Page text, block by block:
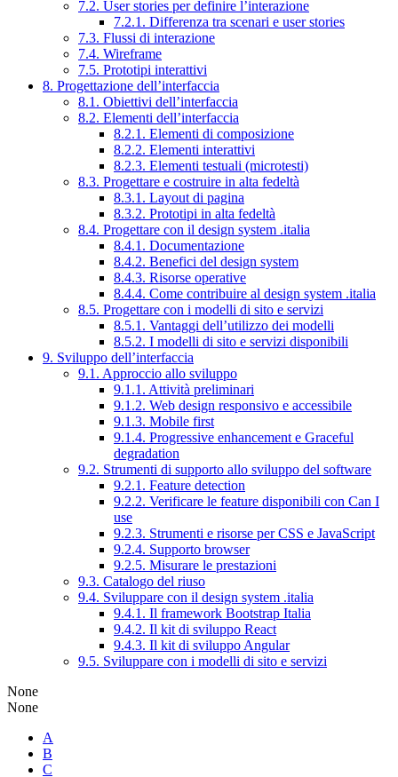
7.2. User stories per definire l’interazione
7.2.1. Differenza tra scenari e user stories
7.3. Flussi di interazione
7.4. Wireframe
7.5. Prototipi interattivi
8. Progettazione dell’interfaccia
8.1. Obiettivi dell’interfaccia
8.2. Elementi dell’interfaccia
8.2.1. Elementi di composizione
8.2.2. Elementi interattivi
8.2.3. Elementi testuali (microtesti)
8.3. Progettare e costruire in alta fedeltà
8.3.1. Layout di pagina
8.3.2. Prototipi in alta fedeltà
8.4. Progettare con il design system .italia
8.4.1. Documentazione
8.4.2. Benefici del design system
8.4.3. Risorse operative
8.4.4. Come contribuire al design system .italia
8.5. Progettare con i modelli di sito e servizi
8.5.1. Vantaggi dell’utilizzo dei modelli
8.5.2. I modelli di sito e servizi disponibili
9. Sviluppo dell’interfaccia
9.1. Approccio allo sviluppo
9.1.1. Attività preliminari
9.1.2. Web design responsivo e accessibile
9.1.3. Mobile first
9.1.4. Progressive enhancement e Graceful
degradation
9.2. Strumenti di supporto allo sviluppo del software
9.2.1. Feature detection
9.2.2. Verificare le feature disponibili con Can I
use
9.2.3. Strumenti e risorse per CSS e JavaScript
9.2.4. Supporto browser
9.2.5. Misurare le prestazioni
9.3. Catalogo del riuso
9.4. Sviluppare con il design system .italia
9.4.1. Il framework Bootstrap Italia
9.4.2. Il kit di sviluppo React
9.4.3. Il kit di sviluppo Angular
9.5. Sviluppare con i modelli di sito e servizi
None
None
A
B
C